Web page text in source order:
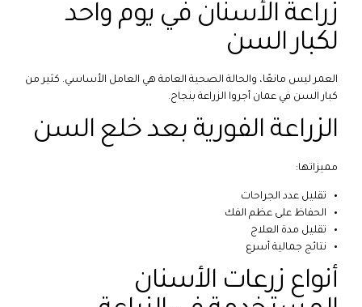
زراعة الأسنان في يوم واحد
لكبار السن
العمر ليس مانعًا، والحالة الصحية العامة هي العامل الأساسي. كثير من
كبار السن في عمان أجروا الزراعة بنجاح.
الزراعة الفورية بعد خلع السن
مميزاتها:
تقليل عدد الجراحات
الحفاظ على عظم الفك
تقليل مدة العلاج
نتائج جمالية أسرع
أنواع زرعات الأسنان